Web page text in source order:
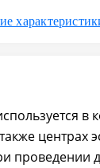
в
центрах
проведении